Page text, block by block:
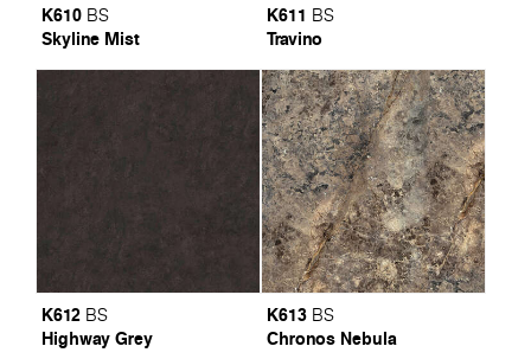
K610 BS
Skyline Mist
K611 BS
Travino
K612 BS
Highway Grey
K613 BS
Chronos Nebula